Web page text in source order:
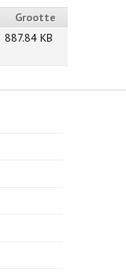
Grootte
887.84 KB